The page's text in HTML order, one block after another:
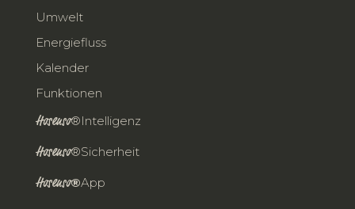
Umwelt
Energiefluss
Kalender
Funktionen
Hosenso®Intelligenz
Hosenso®Sicherheit
Hosenso®App